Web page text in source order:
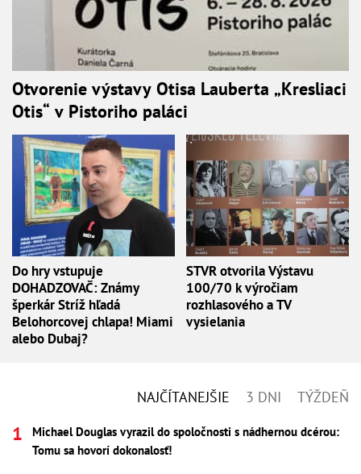
Otvorenie výstavy Otisa Lauberta „Kresliaci
Otis“ v Pistoriho paláci
Do hry vstupuje
DOHADZOVAČ: Známy
šperkár Stríž hľadá
Belohorcovej chlapa! Miami
alebo Dubaj?
STVR otvorila Výstavu
100/70 k výročiam
rozhlasového a TV
vysielania
NAJČÍTANEJŠIE 3 DNI TÝŽDEŇ
Michael Douglas vyrazil do spoločnosti s nádhernou dcérou:
Tomu sa hovorí dokonalosť!